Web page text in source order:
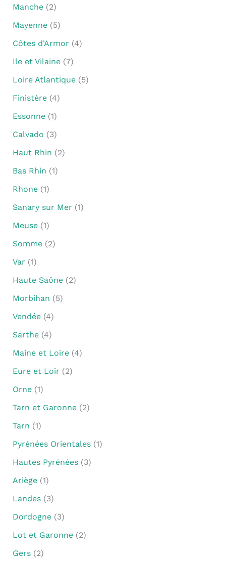
Manche(2)
Mayenne(5)
Côtes d'Armor (4)
Ile et Vilaine(7)
Loire Atlantique(5)
Finistère(4)
Essonne(1)
Calvado (3)
Haut Rhin (2)
Bas Rhin (1)
Rhone(1)
Sanary sur Mer (1)
Meuse(1)
Somme(2)
Var (1)
Haute Saône(2)
Morbihan (5)
Vendée(4)
Sarthe(4)
Maine et Loire(4)
Eure et Loir (2)
Orne(1)
Tarn et Garonne(2)
Tarn (1)
Pyrénées Orientales(1)
Hautes Pyrénées(3)
Ariège(1)
Landes(3)
Dordogne(3)
Lot et Garonne(2)
Gers(2)